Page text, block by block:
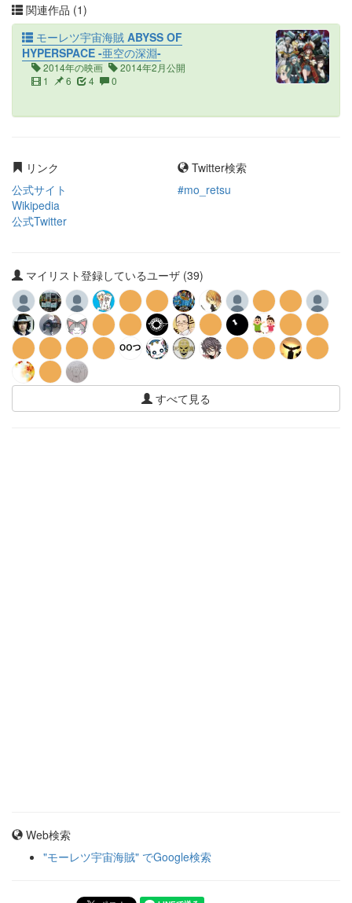
関連作品 (1)
モーレツ宇宙海賊 ABYSS OF
HYPERSPACE -亜空の深淵-
2014年の映画
2014年2月公開
1
6 4 0
リンク
公式サイト
Wikipedia
公式Twitter
Twitter検索
#mo_retsu
マイリスト登録しているユーザ (39)
すべて見る
Web検索
"モーレツ宇宙海賊" でGoogle検索